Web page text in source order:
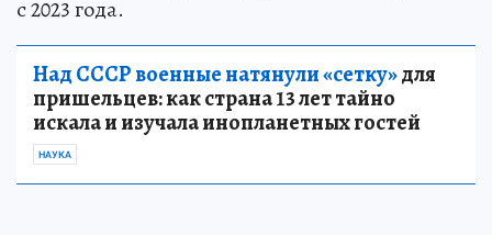
с 2023 года.
Над СССР военные натянули «сетку»для
пришельцев: как страна 13 лет тайно
искала и изучала инопланетных гостей
НАУКА